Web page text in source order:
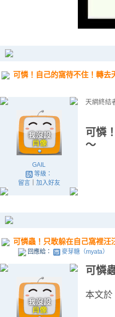
可憐！自己的窩待不住！轉去
GAIL
等級：
留言｜ 加入好友
天網終結
可憐
～
可憐蟲！只敢躲在自己窩裡汪
回應給： 麥芽糖（myata）
可憐
本文於